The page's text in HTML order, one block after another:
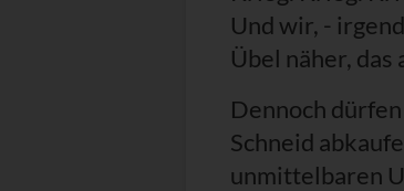
Und wir, -
Übel näher,
Dennoch
Schneid
unmittelbaren